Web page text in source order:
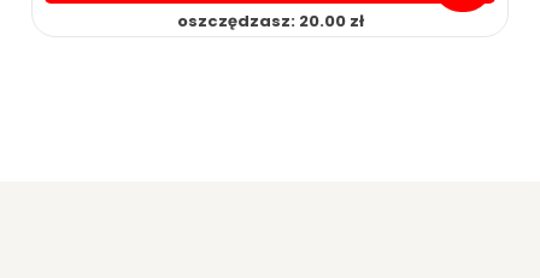
oszczędzasz: 20.00 zł